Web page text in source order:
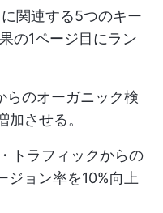
関連する5つのキー
の1ページ目にラン
らのオーガニック検
させる。
トラフィックからの
ジョン率を10%向上